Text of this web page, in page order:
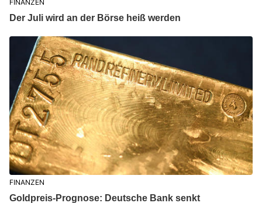
FINANZEN
Der Juli wird an der Börse heiß werden
FINANZEN
Goldpreis-Prognose: Deutsche Bank senkt